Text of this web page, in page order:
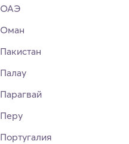
ОАЭ
Оман
Пакистан
Палау
Парагвай
Перу
Португалия